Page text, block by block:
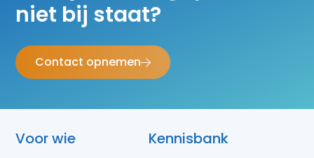
niet bij staat?
Contact opnemen
Voor wie Kennisbank